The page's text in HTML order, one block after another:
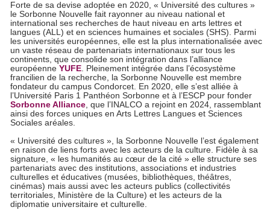
Forte de sa devise adoptée en 2020, « Université des cultures »
le Sorbonne Nouvelle fait rayonner au niveau national et
international ses recherches de haut niveau en arts lettres et
langues (ALL) et en sciences humaines et sociales (SHS). Parmi
les universités européennes, elle est la plus internationalisée avec
un vaste réseau de partenariats internationaux sur tous les
continents, que consolide son intégration dans l’alliance
européenneYUFE. Pleinement intégrée dans l’écosystème
francilien de la recherche, la Sorbonne Nouvelle est membre
fondateur du campus Condorcet. En 2020, elle s’est alliée à
l’Université Paris 1 Panthéon Sorbonne et à l’ESCP pour fonder
Sorbonne Alliance, que l’INALCO a rejoint en 2024, rassemblant
ainsi des forces uniques en Arts Lettres Langues et Sciences
Sociales aréales.
« Université des cultures », la Sorbonne Nouvelle l’est également
en raison de liens forts avec les acteurs de la culture. Fidèle à sa
signature, « les humanités au cœur de la cité » elle structure ses
partenariats avec des institutions, associations et industries
culturelles et éducatives (musées, bibliothèques, théâtres,
cinémas) mais aussi avec les acteurs publics (collectivités
territoriales, Ministère de la Culture) et les acteurs de la
diplomatie universitaire et culturelle.